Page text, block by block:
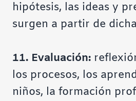
hipótesis, las ideas y
surgen a partir de
11. Evaluación:
los procesos, los
niños, la formación